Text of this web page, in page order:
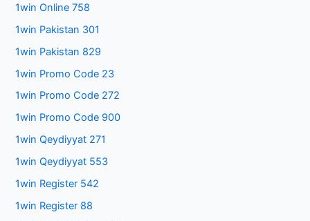
1win Online 758
1win Pakistan 301
1win Pakistan 829
1win Promo Code 23
1win Promo Code 272
1win Promo Code 900
1win Qeydiyyat 271
1win Qeydiyyat 553
1win Register 542
1win Register 88